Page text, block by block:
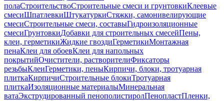
полаСтроительствоСтроительные смеси и грунтовкиКлеевые
смесиШпатлевкиШтукатуркиСтяжки, самонивелирующие
смесиСтроительные смеси, составыГидроизоляционные
смесиГрунтовкиДобавки для строительных смесейПены,
клеи, герметикиЖидкие гвоздиГерметикиМонтажная
пенаКлеи для обоевКлеи для напольных
покрытийОчистители, растворителиФиксаторы
резьбыКлеиГерметики, пеныКирпичи, блоки, тротуарная
плиткаКирпичиСтроительные блокиТротуарная
плиткаИзоляционные материалыМинеральная
ватаЭкструдированный пенополистиролПенопластПленки,